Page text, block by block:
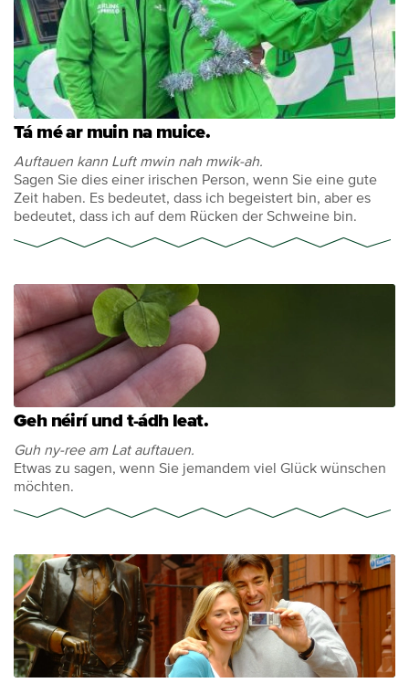
Tá mé ar muin na muice.
Auftauen kann Luft mwin nah mwik-ah.
Sagen Sie dies einer irischen Person, wenn Sie eine gute
Zeit haben. Es bedeutet, dass ich begeistert bin, aber es
bedeutet, dass ich auf dem Rücken der Schweine bin.
Geh néirí und t-ádh leat.
Guh ny-ree am Lat auftauen.
Etwas zu sagen, wenn Sie jemandem viel Glück wünschen
möchten.